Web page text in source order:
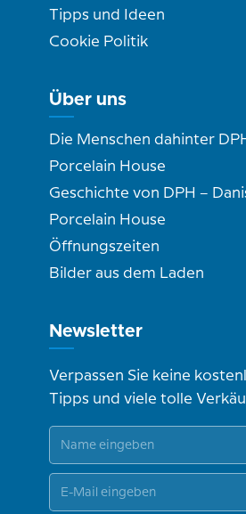
Tipps und Ideen
Cookie Politik
Über uns
Die Menschen dahinter
Porcelain House
Geschichte von DPH –
Porcelain House
Öffnungszeiten
Bilder aus dem Laden
Newsletter
Verpassen Sie keine
Tipps und viele tolle